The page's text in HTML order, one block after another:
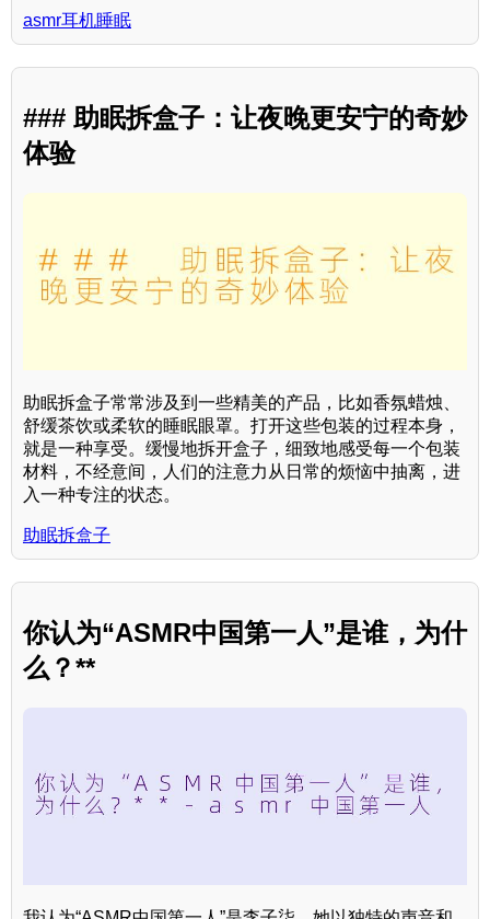
asmr耳机睡眠
### 助眠拆盒子：让夜晚更安宁的奇妙
体验
助眠拆盒子常常涉及到一些精美的产品，比如香氛蜡烛、
舒缓茶饮或柔软的睡眠眼罩。打开这些包装的过程本身，
就是一种享受。缓慢地拆开盒子，细致地感受每一个包装
材料，不经意间，人们的注意力从日常的烦恼中抽离，进
入一种专注的状态。
助眠拆盒子
你认为“ASMR中国第一人”是谁，为什
么？**